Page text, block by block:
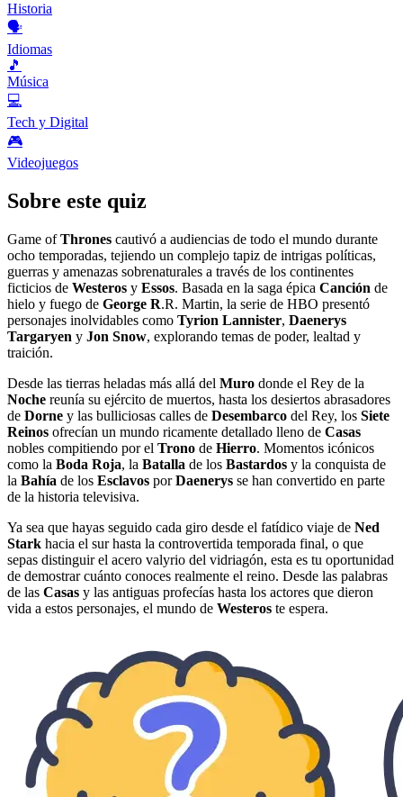
Historia
🗣️
Idiomas
🎵
Música
💻
Tech y Digital
🎮
Videojuegos
Sobre este quiz
Game ofThrones cautivó a audiencias de todo el mundo durante
ocho temporadas, tejiendo un complejo tapiz de intrigas políticas,
guerras y amenazas sobrenaturales a través de los continentes
ficticios de Westeros y Essos. Basada en la saga épica Canción de
hielo y fuego de George R.R. Martin, la serie de HBO presentó
personajes inolvidables como Tyrion Lannister, Daenerys
Targaryen y Jon Snow, explorando temas de poder, lealtad y
traición.
Desde las tierras heladas más allá del Muro donde el Rey de la
Noche reunía su ejército de muertos, hasta los desiertos abrasadores
de Dorne y las bulliciosas calles de Desembarco del Rey, los Siete
Reinos ofrecían un mundo ricamente detallado lleno de Casas
nobles compitiendo por el Trono de Hierro. Momentos icónicos
como la Boda Roja, la Batalla de los Bastardos y la conquista de
la Bahía de los Esclavos porDaenerys se han convertido en parte
de la historia televisiva.
Ya sea que hayas seguido cada giro desde el fatídico viaje de Ned
Stark hacia el sur hasta la controvertida temporada final, o que
sepas distinguir el acero valyrio del vidriagón, esta es tu oportunidad
de demostrar cuánto conoces realmente el reino. Desde las palabras
de las Casas y las antiguas profecías hasta los actores que dieron
vida a estos personajes, el mundo de Westeros te espera.